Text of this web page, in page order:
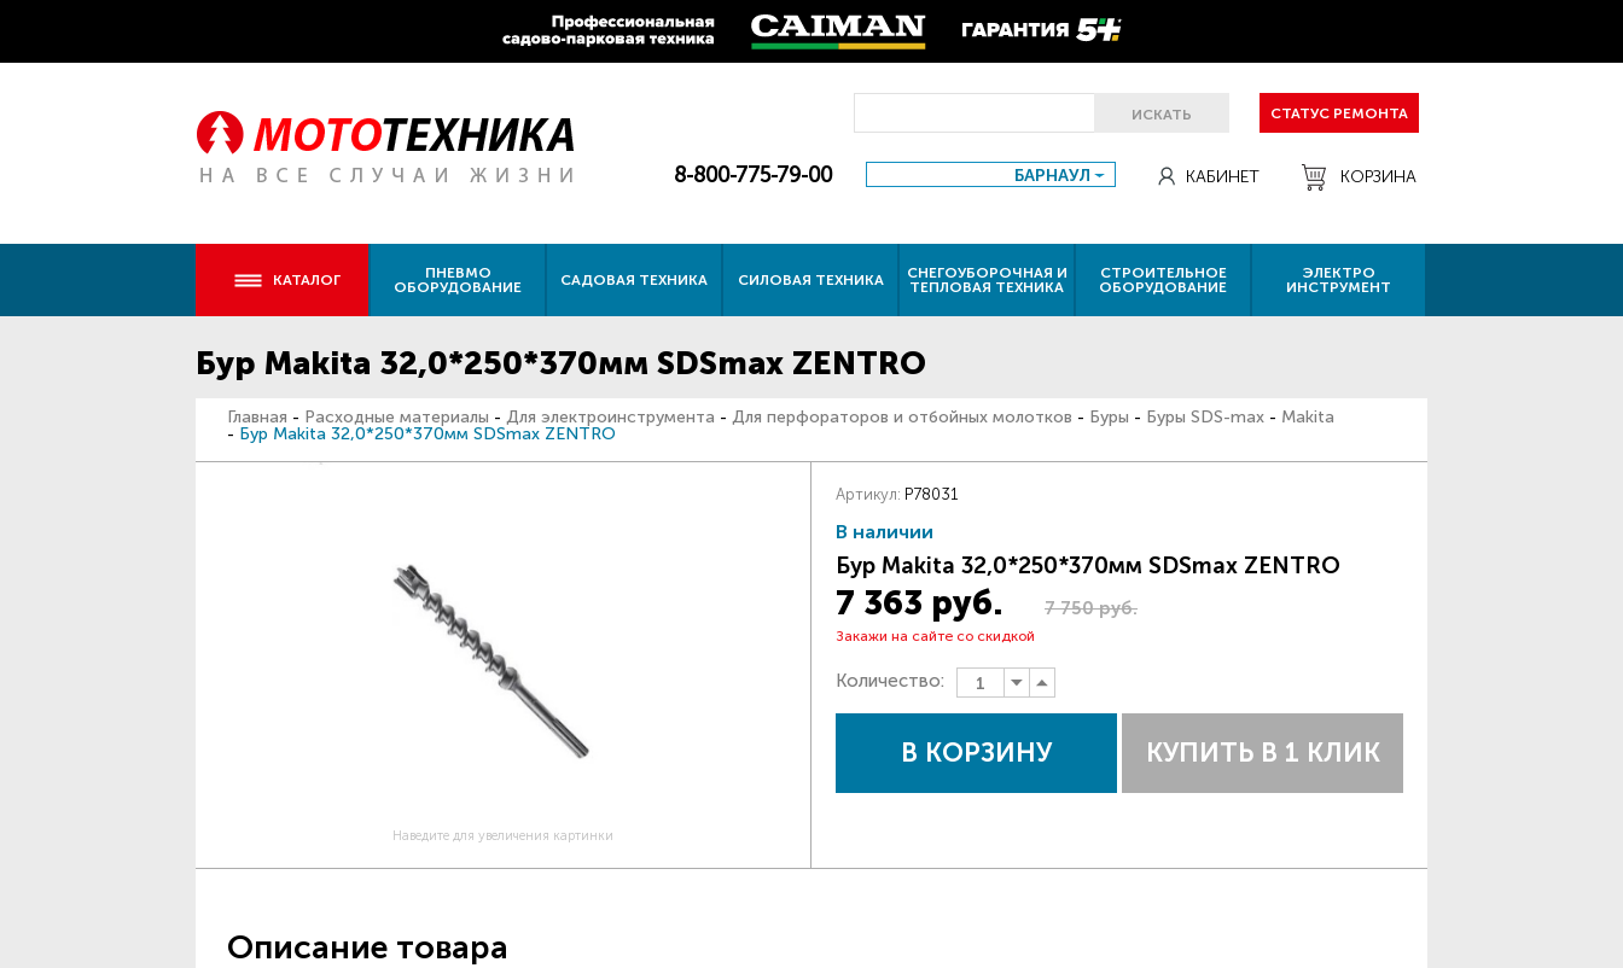
ИСКАТЬ СТАТУС РЕМОНТА
8-800-775-79-00 БАРНАУЛ КАБИНЕТ КОРЗИНА
КАТАЛОГ
ПНЕВМО
ОБОРУДОВАНИЕ
САДОВАЯ ТЕХНИКА СИЛОВАЯ ТЕХНИКА
СНЕГОУБОРОЧНАЯ И
ТЕПЛОВАЯ ТЕХНИКА
СТРОИТЕЛЬНОЕ
ОБОРУДОВАНИЕ
ЭЛЕКТРО
ИНСТРУМЕНТ
Бур Makita 32,0*250*370мм SDSmax ZENTRO
Главная - Расходные материалы - Для электроинструмента - Для перфораторов и отбойных молотков - Буры - Буры SDS-max - Makita
- Бур Makita 32,0*250*370мм SDSmax ZENTRO
Наведите для увеличения картинки
Артикул: P78031
В наличии
Бур Makita 32,0*250*370мм SDSmax ZENTRO
7 363 руб. 7 750 руб.
Закажи на сайте со скидкой
Количество:
В КОРЗИНУ КУПИТЬ В 1 КЛИК
Описание товара